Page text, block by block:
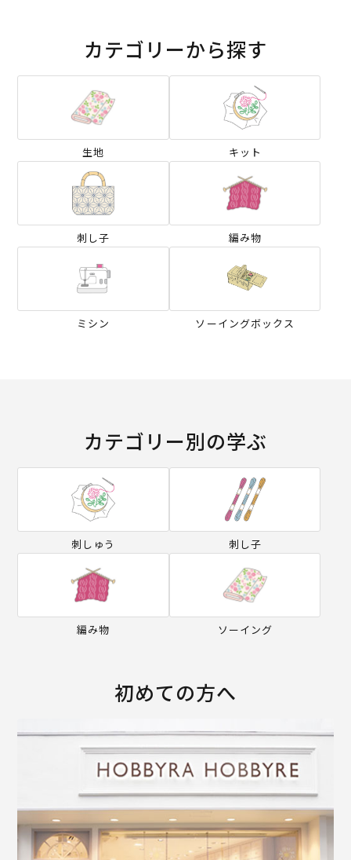
カテゴリーから探す
生地 キット
刺し子 編み物
ミシン ソーイングボックス
カテゴリー別の学ぶ
刺しゅう 刺し子
編み物 ソーイング
初めての方へ